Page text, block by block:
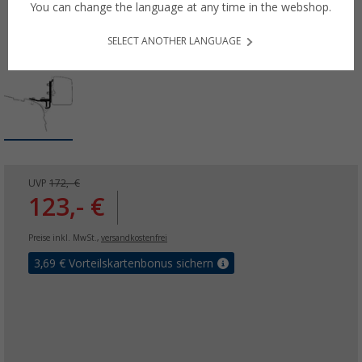
UVP 172,- €
123,- €
Preise inkl. MwSt., versandkostenfrei
3,69 € Vorteilskartenbonus sichern
You can change the language at any time in the webshop.
SELECT ANOTHER LANGUAGE